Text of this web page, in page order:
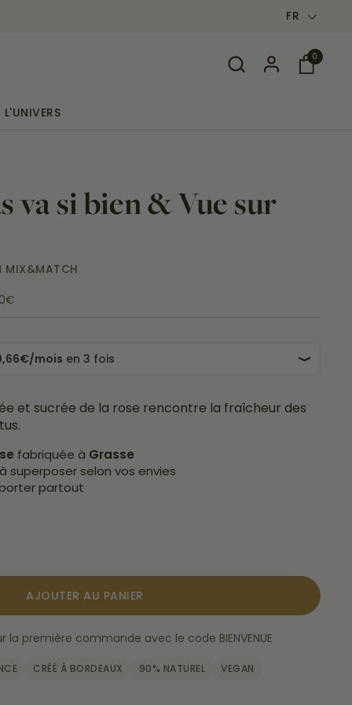
Un parfum 15ml OFFERT dès
Langue
FR
Ouvrir
0
L'UNIVERS
va si bien & Vue sur
MIX&MATCH
et sucrée de la rose rencontre la fraîcheur des
fabriquée à Grasse
à superposer selon vos envies
partout
AJOUTER AU PANIER
la première commande avec le code BIENVENUE
CRÉÉ À BORDEAUX 90% NATUREL VEGAN